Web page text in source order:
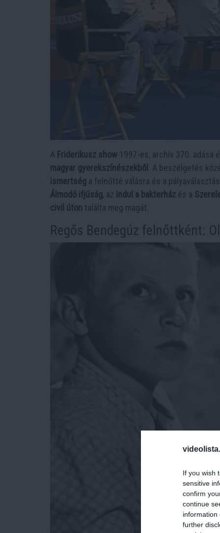
If you wish
sensitive
confirm
continue
information
further
A Friderikusz show 1997-es, archív 370.
magyar gyerekszínészekből
. A beszélgetés
ismertség a felnőtté válásra és a
Álmodó ifjúság, az Indul a bakterház és a
civil úton találta meg magát.
Regős Bendegúz felnőttként: